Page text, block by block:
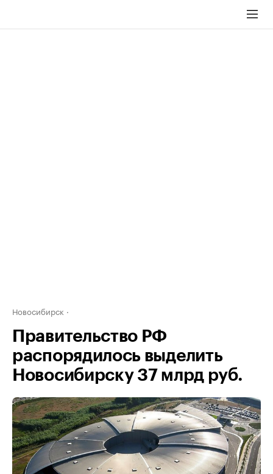
Новосибирск
Правительство РФ
распорядилось выделить
Новосибирску 37 млрд руб.